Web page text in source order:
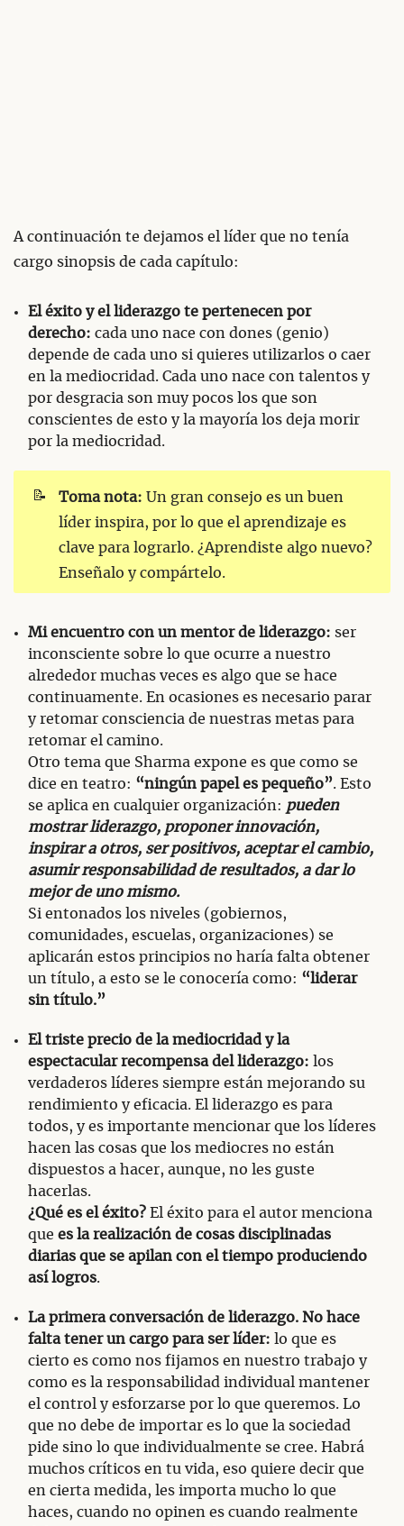
A continuación te dejamos el líder que no tenía
cargo sinopsis de cada capítulo:
El éxito y el liderazgo te pertenecen por
derecho: cada uno nace con dones (genio)
depende de cada uno si quieres utilizarlos o caer
en la mediocridad. Cada uno nace con talentos y
por desgracia son muy pocos los que son
conscientes de esto y la mayoría los deja morir
por la mediocridad.
📝 Toma nota: Un gran consejo es un buen
líder inspira, por lo que el aprendizaje es
clave para lograrlo. ¿Aprendiste algo nuevo?
Enseñalo y compártelo.
Mi encuentro con un mentor de liderazgo: ser
inconsciente sobre lo que ocurre a nuestro
alrededor muchas veces es algo que se hace
continuamente. En ocasiones es necesario parar
y retomar consciencia de nuestras metas para
retomar el camino.
Otro tema que Sharma expone es que como se
dice en teatro: “ningún papel es pequeño”. Esto
se aplica en cualquier organización: pueden
mostrar liderazgo, proponer innovación,
inspirar a otros, ser positivos, aceptar el cambio,
asumir responsabilidad de resultados, a dar lo
mejor de uno mismo.
Si entonados los niveles (gobiernos,
comunidades, escuelas, organizaciones) se
aplicarán estos principios no haría falta obtener
un título, a esto se le conocería como: “liderar
sin título.”
El triste precio de la mediocridad y la
espectacular recompensa del liderazgo: los
verdaderos líderes siempre están mejorando su
rendimiento y eficacia. El liderazgo es para
todos, y es importante mencionar que los líderes
hacen las cosas que los mediocres no están
dispuestos a hacer, aunque, no les guste
hacerlas.
¿Qué es el éxito? El éxito para el autor menciona
que es la realización de cosas disciplinadas
diarias que se apilan con el tiempo produciendo
así logros.
La primera conversación de liderazgo. No hace
falta tener un cargo para ser líder: lo que es
cierto es como nos fijamos en nuestro trabajo y
como es la responsabilidad individual mantener
el control y esforzarse por lo que queremos. Lo
que no debe de importar es lo que la sociedad
pide sino lo que individualmente se cree. Habrá
muchos críticos en tu vida, eso quiere decir que
en cierta medida, les importa mucho lo que
haces, cuando no opinen es cuando realmente